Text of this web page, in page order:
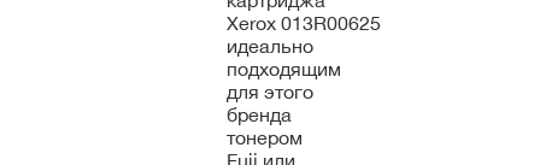
Xerox 013R00625
идеально
подходящим
для этого
бренда
тонером
Fuji или